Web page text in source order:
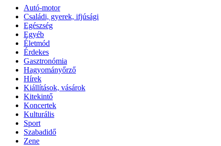
Autó-motor
Családi, gyerek, ifjúsági
Egészség
Egyéb
Életmód
Érdekes
Gasztronómia
Hagyományőrző
Hírek
Kiállítások, vásárok
Kitekintő
Koncertek
Kulturális
Sport
Szabadidő
Zene